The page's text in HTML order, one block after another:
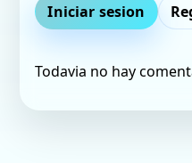
Iniciar sesion
Todavia no hay